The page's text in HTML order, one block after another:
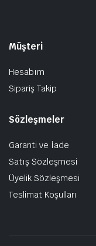
Müşteri
Hesabım
Sipariş Takip
Sözleşmeler
Garanti ve İade
Satış Sözleşmesi
Üyelik Sözleşmesi
Teslimat Koşulları